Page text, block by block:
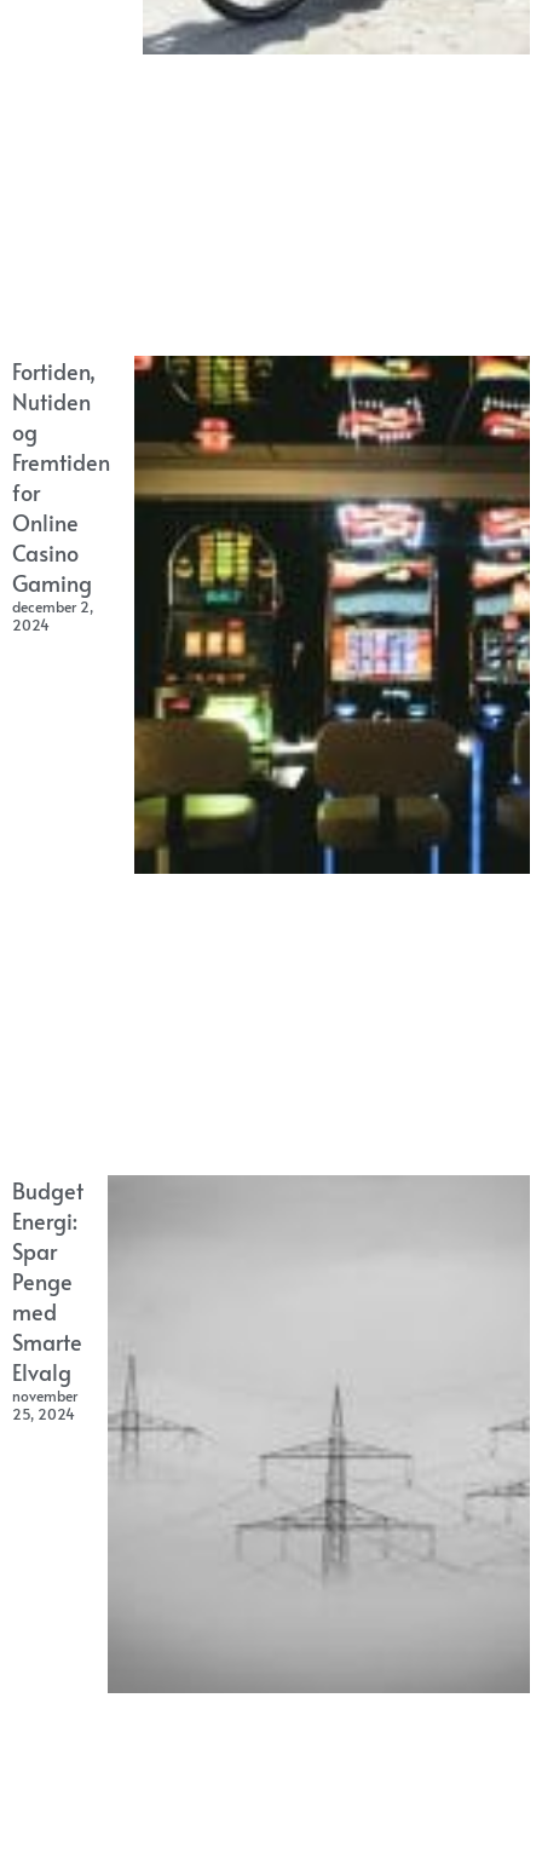
Fortiden,
Nutiden
og
Fremtiden
for
Online
Casino
Gaming
december 2,
2024
Budget
Energi:
Spar
Penge
med
Smarte
Elvalg
november
25, 2024